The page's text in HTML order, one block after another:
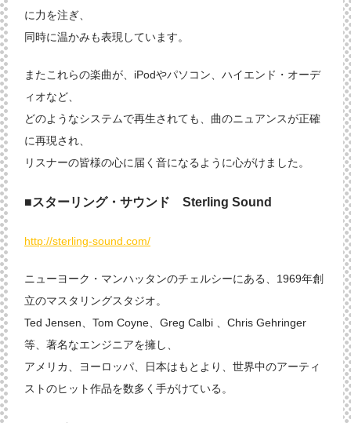
に力を注ぎ、
同時に温かみも表現しています。
またこれらの楽曲が、iPodやパソコン、ハイエンド・オーデ
ィオなど、
どのようなシステムで再生されても、曲のニュアンスが正確
に再現され、
リスナーの皆様の心に届く音になるように心がけました。
■スターリング・サウンド Sterling Sound
http://sterling-sound.com/
ニューヨーク・マンハッタンのチェルシーにある、1969年創
立のマスタリングスタジオ。
Ted Jensen、Tom Coyne、Greg Calbi 、Chris Gehringer
等、著名なエンジニアを擁し、
アメリカ、ヨーロッパ、日本はもとより、世界中のアーティ
ストのヒット作品を数多く手がけている。